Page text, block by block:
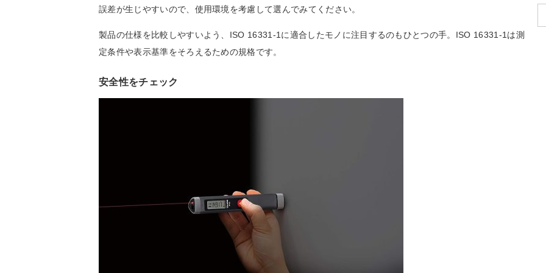
誤差が生じやすいので、使用環境を考慮して選んでみてください。
製品の仕様を比較しやすいよう、ISO 16331-1に適合したモノに注目するのもひとつの手。ISO 16331-1は測
定条件や表示基準をそろえるための規格です。
安全性をチェック